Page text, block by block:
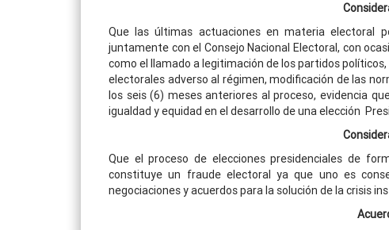
Que las últimas actuaciones en materia electoral
juntamente con el Consejo Nacional Electoral, con
como el llamado a legitimación de los partidos
electorales adverso al régimen, modificación de las
los seis (6) meses anteriores al proceso, evidencia
igualdad y equidad en el desarrollo de una elección
Que el proceso de elecciones presidenciales de
constituye un fraude electoral ya que uno es
negociaciones y acuerdos para la solución de la crisis